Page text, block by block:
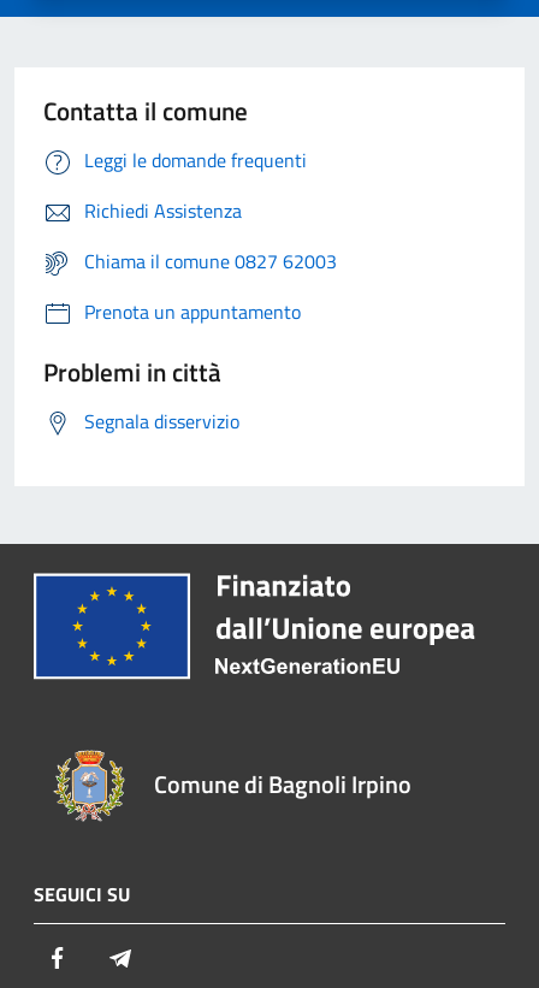
Contatta il comune
Leggi le domande frequenti
Richiedi Assistenza
Chiama il comune 0827 62003
Prenota un appuntamento
Problemi in città
Segnala disservizio
Comune di Bagnoli Irpino
SEGUICI SU
Facebook